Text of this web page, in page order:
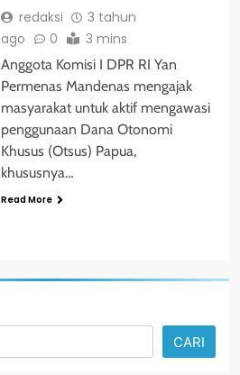
redaksi
3 tahun
ago
0 3 mins
Anggota Komisi I DPR RI Yan
Permenas Mandenas mengajak
masyarakat untuk aktif mengawasi
penggunaan Dana Otonomi
Khusus (Otsus) Papua,
khususnya…
Read More
CARI